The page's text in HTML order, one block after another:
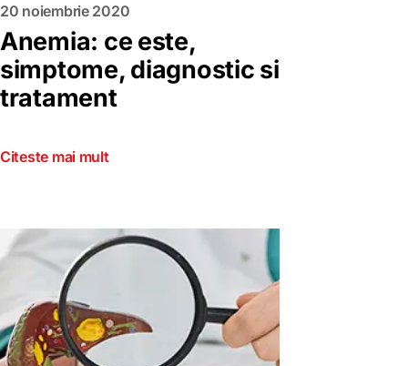
20 noiembrie 2020
Anemia: ce este,
simptome, diagnostic si
tratament
Citeste mai mult